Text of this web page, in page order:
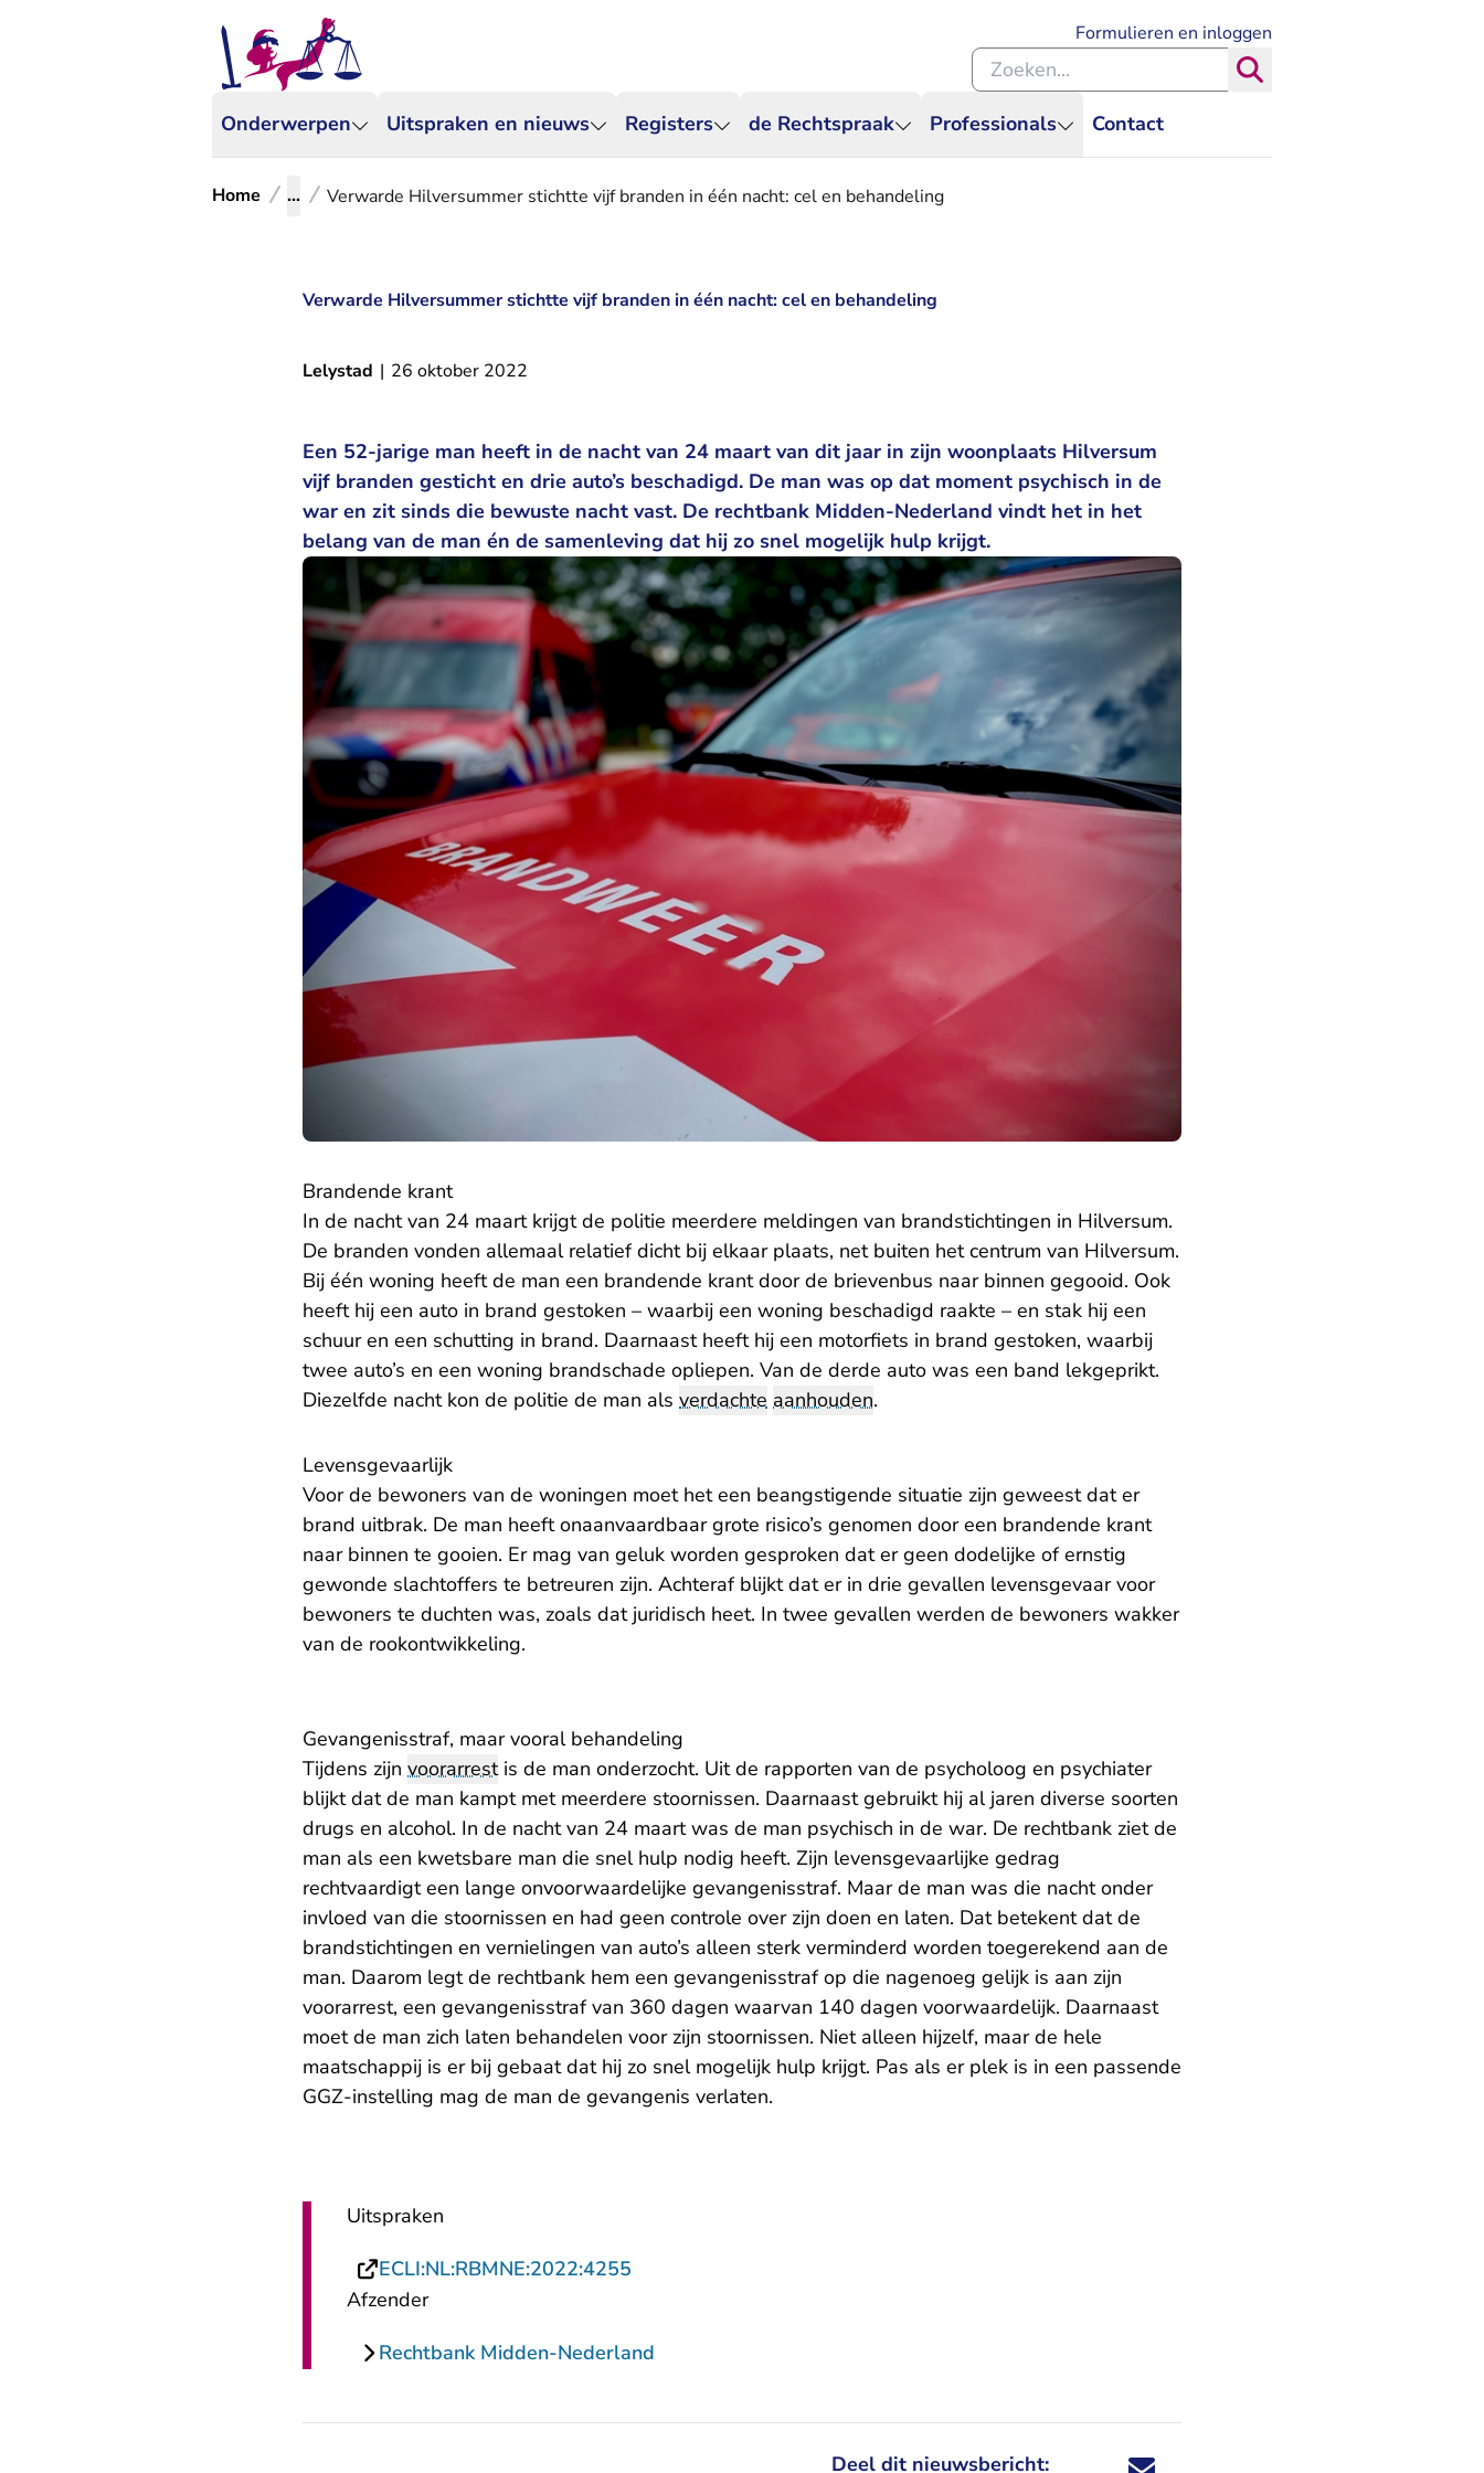
Onderwerpen Uitspraken en nieuws Registers de Rechtspraak Professionals Contact
Formulieren en inloggen
Zoeken binnen de Rechtspraak
Home ... Verwarde Hilversummer stichtte vijf branden in één nacht: cel en behandeling
Verwarde Hilversummer stichtte vijf branden in één nacht: cel en behandeling
Lelystad | 26 oktober 2022
Een 52-jarige man heeft in de nacht van 24 maart van dit jaar in zijn woonplaats Hilversum
vijf branden gesticht en drie auto’s beschadigd. De man was op dat moment psychisch in de
war en zit sinds die bewuste nacht vast. De rechtbank Midden-Nederland vindt het in het
belang van de man én de samenleving dat hij zo snel mogelijk hulp krijgt.
Brandende krant
In de nacht van 24 maart krijgt de politie meerdere meldingen van brandstichtingen in Hilversum.
De branden vonden allemaal relatief dicht bij elkaar plaats, net buiten het centrum van Hilversum.
Bij één woning heeft de man een brandende krant door de brievenbus naar binnen gegooid. Ook
heeft hij een auto in brand gestoken – waarbij een woning beschadigd raakte – en stak hij een
schuur en een schutting in brand. Daarnaast heeft hij een motorfiets in brand gestoken, waarbij
twee auto’s en een woning brandschade opliepen. Van de derde auto was een band lekgeprikt.
Diezelfde nacht kon de politie de man als verdachte aanhouden.
Levensgevaarlijk
Voor de bewoners van de woningen moet het een beangstigende situatie zijn geweest dat er
brand uitbrak. De man heeft onaanvaardbaar grote risico’s genomen door een brandende krant
naar binnen te gooien. Er mag van geluk worden gesproken dat er geen dodelijke of ernstig
gewonde slachtoffers te betreuren zijn. Achteraf blijkt dat er in drie gevallen levensgevaar voor
bewoners te duchten was, zoals dat juridisch heet. In twee gevallen werden de bewoners wakker
van de rookontwikkeling.
Gevangenisstraf, maar vooral behandeling
Tijdens zijn voorarrestis de man onderzocht. Uit de rapporten van de psycholoog en psychiater
blijkt dat de man kampt met meerdere stoornissen. Daarnaast gebruikt hij al jaren diverse soorten
drugs en alcohol. In de nacht van 24 maart was de man psychisch in de war. De rechtbank ziet de
man als een kwetsbare man die snel hulp nodig heeft. Zijn levensgevaarlijke gedrag
rechtvaardigt een lange onvoorwaardelijke gevangenisstraf. Maar de man was die nacht onder
invloed van die stoornissen en had geen controle over zijn doen en laten. Dat betekent dat de
brandstichtingen en vernielingen van auto’s alleen sterk verminderd worden toegerekend aan de
man. Daarom legt de rechtbank hem een gevangenisstraf op die nagenoeg gelijk is aan zijn
voorarrest, een gevangenisstraf van 360 dagen waarvan 140 dagen voorwaardelijk. Daarnaast
moet de man zich laten behandelen voor zijn stoornissen. Niet alleen hijzelf, maar de hele
maatschappij is er bij gebaat dat hij zo snel mogelijk hulp krijgt. Pas als er plek is in een passende
GGZ-instelling mag de man de gevangenis verlaten.
Uitspraken
ECLI:NL:RBMNE:2022:4255
Afzender
Rechtbank Midden-Nederland
Deel dit nieuwsbericht: Deel dit nieuwsbericht via X - U verlaat
Deel dit nieuwsbericht via Facebook - U
Deel dit nieuwsbericht via e-mail
Deel dit nieuwsbericht via LinkedIn - U